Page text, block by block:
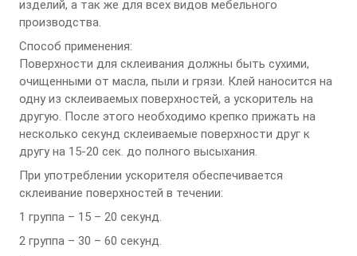
изделий, а так же для всех видов мебельного
производства.
Способ применения:
Поверхности для склеивания должны быть сухими,
очищенными от масла, пыли и грязи. Клей наносится на
одну из склеиваемых поверхностей, а ускоритель на
другую. После этого необходимо крепко прижать на
несколько секунд склеиваемые поверхности друг к
другу на 15-20 сек. до полного высыхания.
При употреблении ускорителя обеспечивается
склеивание поверхностей в течении:
1 группа – 15 – 20 секунд.
2 группа – 30 – 60 секунд.